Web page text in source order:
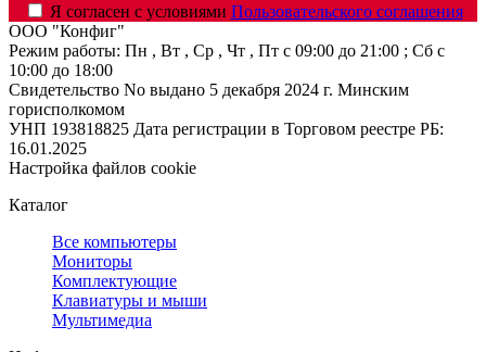
Я согласен с условиями Пользовательского соглашения
ООО "Конфиг"
Режим работы: Пн , Вт , Ср , Чт , Пт c 09:00 до 21:00 ; Сб c
10:00 до 18:00
Свидетельство No выдано 5 декабря 2024 г. Минским
горисполкомом
УНП 193818825 Дата регистрации в Торговом реестре РБ:
16.01.2025
Настройка файлов cookie
Каталог
Все компьютеры
Мониторы
Комплектующие
Клавиатуры и мыши
Мультимедиа